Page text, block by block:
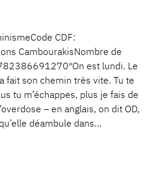
CDF:
CambourakisNombre de
est lundi. Le
fait son chemin très vite. Tu te
tu m’échappes, plus je fais de
– en anglais, on dit OD,
déambule dans…